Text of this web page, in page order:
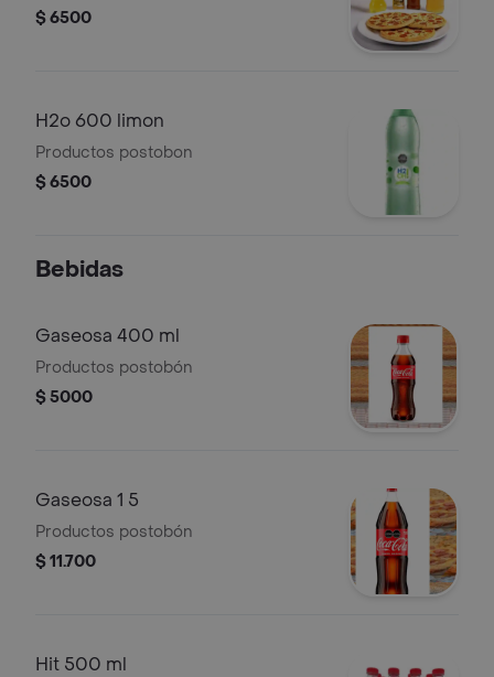
$ 6500
H2o 600 limon
Productos postobon
$ 6500
Bebidas
Gaseosa 400 ml
Productos postobón
$ 5000
Gaseosa 1 5
Productos postobón
$ 11.700
Hit 500 ml